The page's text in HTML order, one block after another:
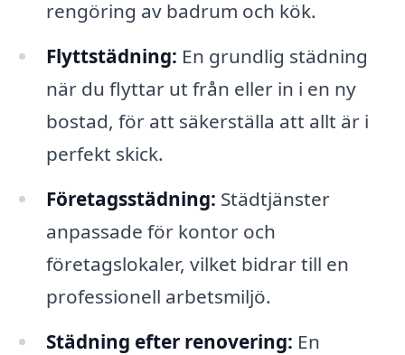
rengöring av badrum och kök.
Flyttstädning: En grundlig städning
när du flyttar ut från eller in i en ny
bostad, för att säkerställa att allt är i
perfekt skick.
Företagsstädning: Städtjänster
anpassade för kontor och
företagslokaler, vilket bidrar till en
professionell arbetsmiljö.
Städning efter renovering: En